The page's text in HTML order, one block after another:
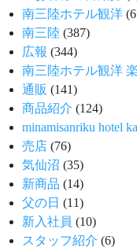
南三陸ホテル観洋
南三陸 (387)
広報 (344)
南三陸ホテル観洋
通販 (141)
商品紹介 (124)
minamisanriku hotel
売店 (76)
気仙沼 (35)
新商品 (14)
父の日 (11)
新入社員 (10)
スタッフ紹介 (6)